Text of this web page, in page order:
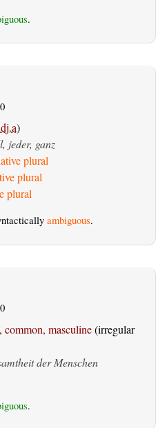
.
)
jeder, ganz
plural
plural
plural
ambiguous.
common, masculine(irregular
der Menschen
.